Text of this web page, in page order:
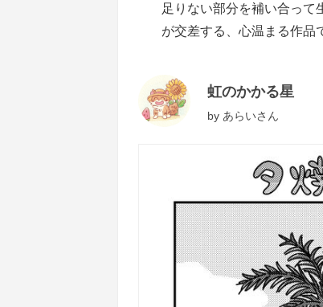
足りない部分を補い合って
が交差する、心温まる作品
虹のかかる星
by あらいさん